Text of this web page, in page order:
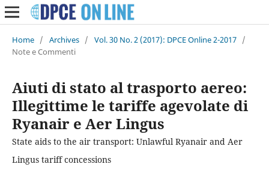
Home / Archives / Vol. 30 No. 2 (2017): DPCE Online 2-2017 /
Note e Commenti
Aiuti di stato al trasporto aereo:
Illegittime le tariffe agevolate di
Ryanair e Aer Lingus
State aids to the air transport: Unlawful Ryanair and Aer
Lingus tariff concessions